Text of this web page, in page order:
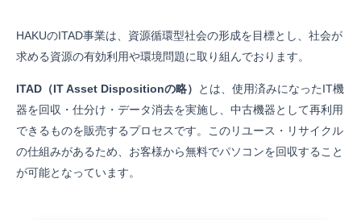
HAKUのITAD事業は、資源循環型社会の形成を目標とし、社会が
求める資源の有効利用や環境問題に取り組んでおります。
ITAD（IT Asset Dispositionの略）
とは、使用済みになったIT機
器を回収・仕分け・データ消去を実施し、中古機器として再利用
できるものを販売するプロセスです。このリユース・リサイクル
の仕組みがあるため、お客様から無料でパソコンを回収すること
が可能となっています。